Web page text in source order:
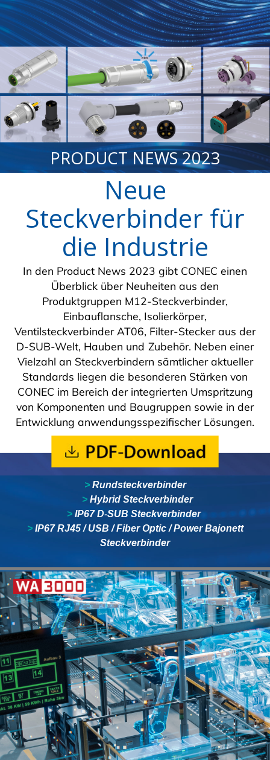
PRODUCT NEWS 2023
Neue
Steckverbinder für
die Industrie
In den Product News 2023 gibt CONEC einen
Überblick über Neuheiten aus den
Produktgruppen M12-Steckverbinder,
Einbauflansche, Isolierkörper,
Ventilsteckverbinder AT06, Filter-Stecker aus der
D-SUB-Welt, Hauben und Zubehör. Neben einer
Vielzahl an Steckverbindern sämtlicher aktueller
Standards liegen die besonderen Stärken von
CONEC im Bereich der integrierten Umspritzung
von Komponenten und Baugruppen sowie in der
Entwicklung anwendungsspezifischer Lösungen.
> Rundsteckverbinder
> Hybrid Steckverbinder
> IP67 D-SUB Steckverbinder
> IP67 RJ45 / USB / Fiber Optic / Power Bajonett
Steckverbinder